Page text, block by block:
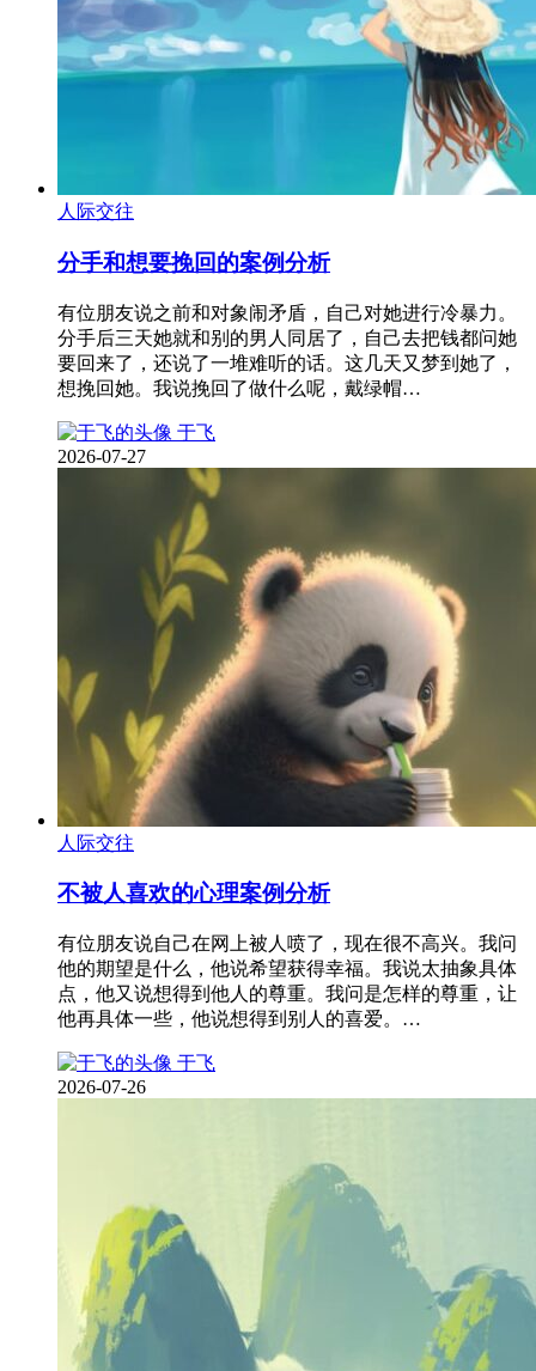
人际交往
分手和想要挽回的案例分析
有位朋友说之前和对象闹矛盾，自己对她进行冷暴力。
分手后三天她就和别的男人同居了，自己去把钱都问她
要回来了，还说了一堆难听的话。这几天又梦到她了，
想挽回她。我说挽回了做什么呢，戴绿帽…
于飞
2026-07-27
人际交往
不被人喜欢的心理案例分析
有位朋友说自己在网上被人喷了，现在很不高兴。我问
他的期望是什么，他说希望获得幸福。我说太抽象具体
点，他又说想得到他人的尊重。我问是怎样的尊重，让
他再具体一些，他说想得到别人的喜爱。…
于飞
2026-07-26